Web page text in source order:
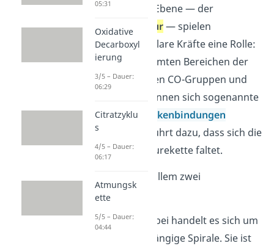
In der nächsten Ebene — der
Sekundärstruktur— spielen
zwischenmolekulare Kräfte eine Rolle:
Zwischen bestimmten Bereichen der
Aminosäuren (den CO-Gruppen und
NH-Gruppen) können sich sogenannte
Wasserstoffbrückenbindungen
ausbilden. Das führt dazu, dass sich die
lineare Aminosäurekette faltet.
Hier gibt es vor allem zwei
Möglichkeiten:
α-Helix: Hierbei handelt es sich um
eine rechtsgängige Spirale. Sie ist
05:31
Oxidative
Decarboxyl
ierung
3/5 – Dauer:
06:29
Citratzyklu
s
4/5 – Dauer:
06:17
Atmungsk
ette
5/5 – Dauer:
04:44